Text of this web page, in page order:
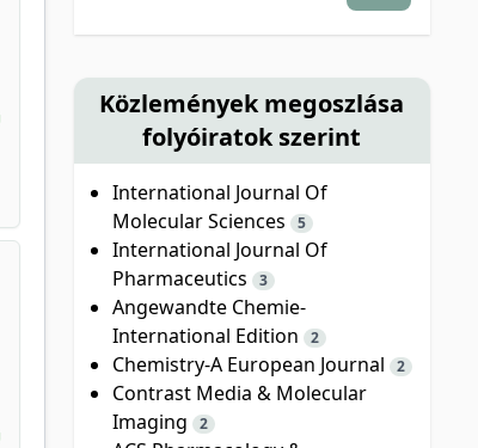
Közlemények megoszlása
folyóiratok szerint
International Journal Of
Molecular Sciences
5
International Journal Of
Pharmaceutics
3
Angewandte Chemie-
International Edition
2
Chemistry-A European Journal 2
Contrast Media & Molecular
Imaging
2